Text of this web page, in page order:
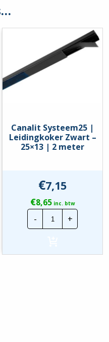
Canalit Systeem25 |
Leidingkoker Zwart –
25×13 | 2 meter
€7,15
€8,65inc. btw
-
Canalit
Systeem25
|
-
+